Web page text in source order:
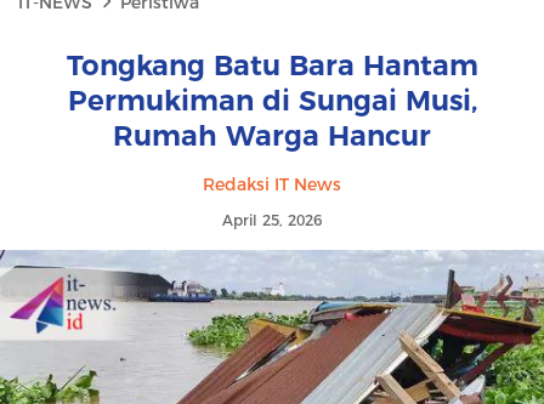
Tongkang Batu Bara Hantam
Permukiman di Sungai Musi,
Rumah Warga Hancur
Redaksi IT News
April 25, 2026